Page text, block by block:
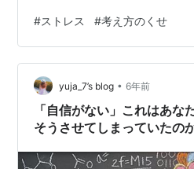
と」と「変えられないこと」
られること」のみを考え、悩み
に、力を注ぐこと。 ③「変え
に、放棄すること。 という、た
ルなものがあるそうです。 人
ないことにストレスを感じます
#ストレス #考え方のくせ
yuja_7’s blog • 6年前
「自信がない」これはあな
そうさせてしまっていたの